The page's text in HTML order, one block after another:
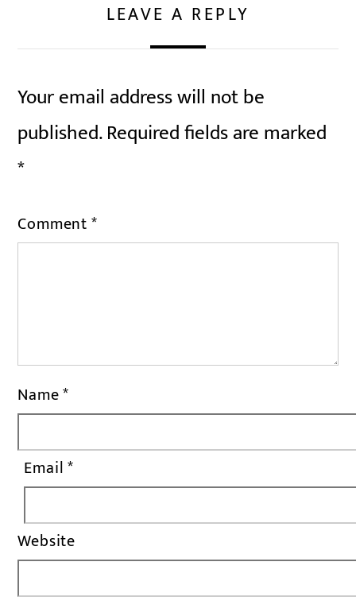
LEAVE A REPLY
Your email address will not be
published.Required fields are marked
*
Comment*
Name*
Email*
Website